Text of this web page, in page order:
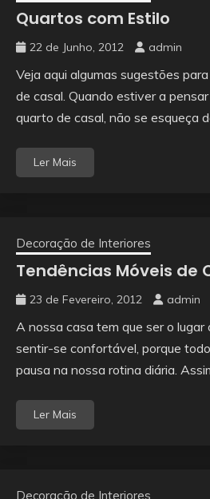
Quartos com Estilo
22 de Junho, 2012 admin
Veja aqui algumas sugestões
de casal. Quando estiver a
quarto de casal, não se esqueça
Ler Mais
Decoração de Interiores
Tendências Móveis de
23 de Fevereiro, 2012 admin
A nossa casa tem que ser o lugar
sentir-se confortável, porque
pausa na nossa rotina diária.
Ler Mais
Decoração de Interiores